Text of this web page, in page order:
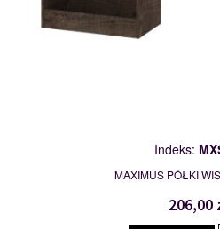
Indeks:
MAXIMUS PÓŁKI
206,00